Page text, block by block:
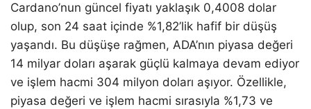
Cardano’nun güncel fiyatı yaklaşık 0,4008 dolar
olup, son 24 saat içinde %1,82’lik hafif bir düşüş
yaşandı. Bu düşüşe rağmen, ADA’nın piyasa değeri
14 milyar doları aşarak güçlü kalmaya devam ediyor
ve işlem hacmi 304 milyon doları aşıyor. Özellikle,
piyasa değeri ve işlem hacmi sırasıyla %1,73 ve